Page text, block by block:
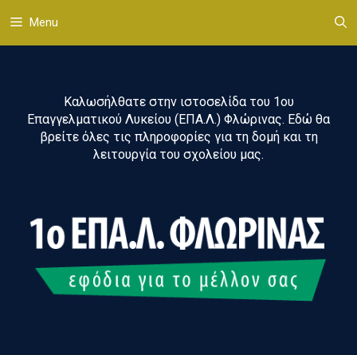
σε
περιεχόμενο
Menu
Καλωσήλθατε στην ιστοσελίδα του 1ου
Επαγγελματικού Λυκείου (ΕΠΑ.Λ.) Φλώρινας. Εδώ θα
βρείτε όλες τις πληροφορίες για τη δομή και τη
λειτουργία του σχολείου μας.